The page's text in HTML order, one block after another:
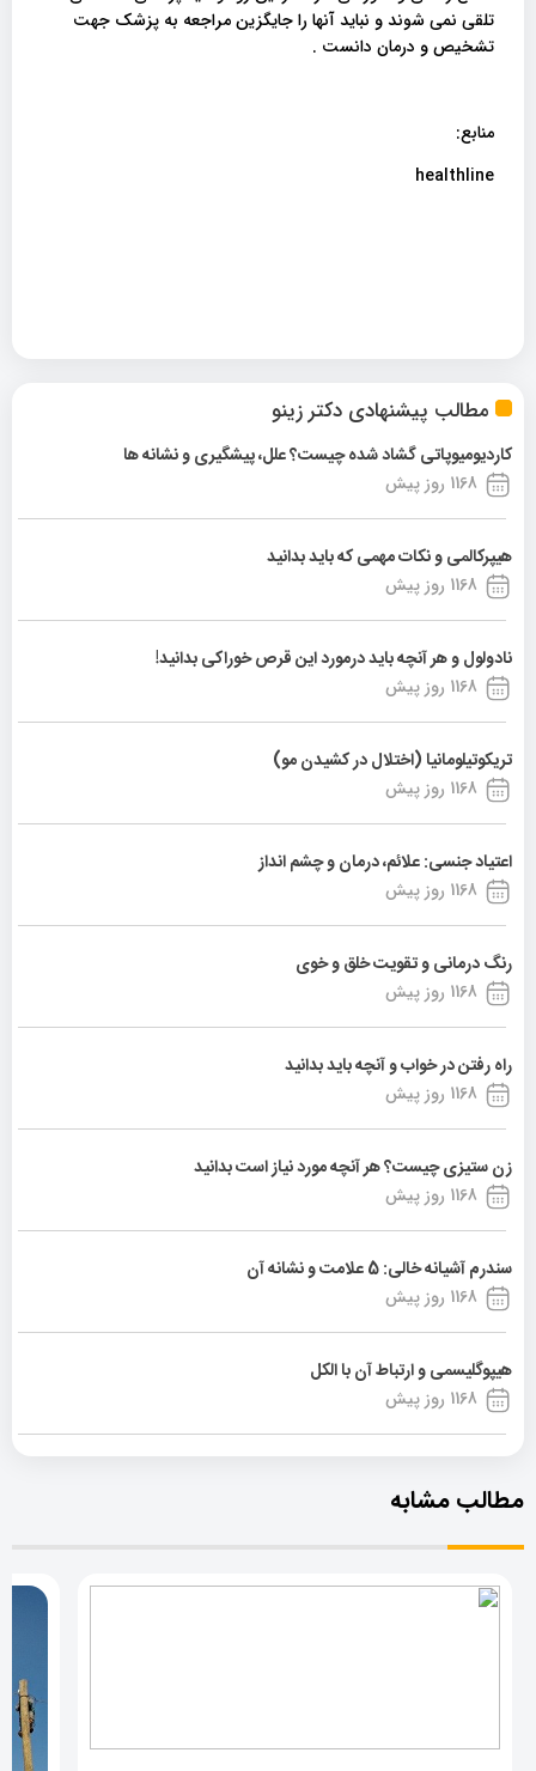
مطالب پیشنهادی دکتر زینو
کاردیومیوپاتی گشاد شده چیست؟ علل، پیشگیری و نشانه ها
1168 روز پیش
هیپرکالمی و نکات مهمی که باید بدانید
1168 روز پیش
نادولول و هر آنچه باید درمورد این قرص خوراکی بدانید!
1168 روز پیش
تریکوتیلومانیا (اختلال در کشیدن مو)
1168 روز پیش
اعتیاد جنسی: علائم، درمان و چشم انداز
1168 روز پیش
رنگ درمانی و تقویت خلق و خوی
1168 روز پیش
راه رفتن در خواب و آنچه باید بدانید
1168 روز پیش
زن ستیزی چیست؟ هر آنچه مورد نیاز است بدانید
1168 روز پیش
سندرم آشیانه خالی: 5 علامت و نشانه آن
1168 روز پیش
هیپوگلیسمی و ارتباط آن با الکل
1168 روز پیش
تلقی نمی شوند و نباید آنها را جایگزین مراجعه به پزشک جهت
تشخیص و درمان دانست .
منابع:
healthline
مطالب مشابه